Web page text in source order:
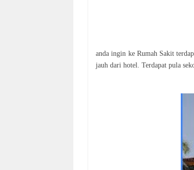
anda ingin ke Rumah Sakit
jauh dari hotel. Terdapat pula